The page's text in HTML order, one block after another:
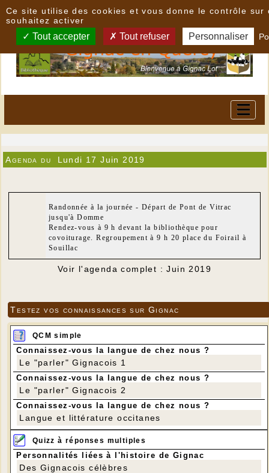
Agenda du Lundi 17 Juin 2019
Randonnée à la journée - Départ de Pont de Vitrac
jusqu'à Domme
Rendez-vous à 9 h devant la bibliothèque pour
covoiturage. Regroupement à 9 h 20 place du Foirail à
Souillac
Voir l'agenda complet : Juin 2019
Testez vos connaissances sur Gignac
QCM simple
Connaissez-vous la langue de chez nous ?
Le "parler" Gignacois 1
Connaissez-vous la langue de chez nous ?
Le "parler" Gignacois 2
Connaissez-vous la langue de chez nous ?
Langue et littérature occitanes
Quizz à réponses multiples
Personnalités liées à l'histoire de Gignac
Des Gignacois célèbres
Ce site utilise des cookies et vous donne le contrôle sur
souhaitez activer
Tout accepter Tout refuser Personnaliser